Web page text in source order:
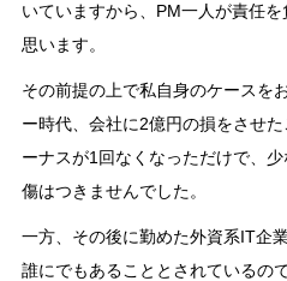
いていますから、PM一人が責任
思います。
その前提の上で私自身のケースを
ー時代、会社に2億円の損をさせ
ーナスが1回なくなっただけで、
傷はつきませんでした。
一方、その後に勤めた外資系IT企
誰にでもあることとされているので